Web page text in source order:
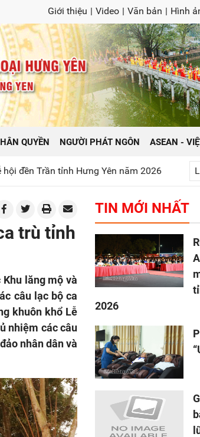
Giới thiệu | Video | Văn bản | Hình
QUYỀN NGƯỜI PHÁT NGÔN ASEAN -
Yên năm 2026 Phát huy truyền thống
trù tỉnh
lăng mộ và
câu lạc bộ ca
khuôn khổ Lễ
nhiệm các câu
nhân dân và
TIN MỚI NHẤT
2026